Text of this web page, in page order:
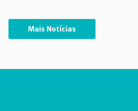
Mais Notícias